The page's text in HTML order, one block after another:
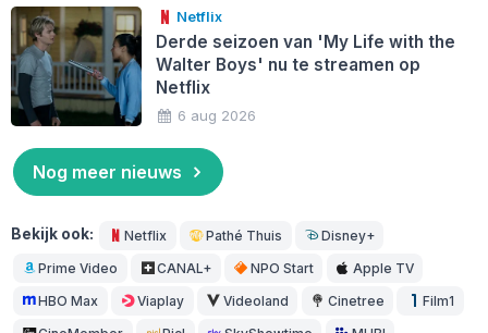
Netflix
Derde seizoen van 'My Life with the
Walter Boys' nu te streamen op
Netflix
6 aug 2026
Nog meer nieuws
Bekijk ook: Netflix Pathé Thuis Disney+
Prime Video CANAL+ NPO Start Apple TV
HBO Max Viaplay Videoland Cinetree Film1